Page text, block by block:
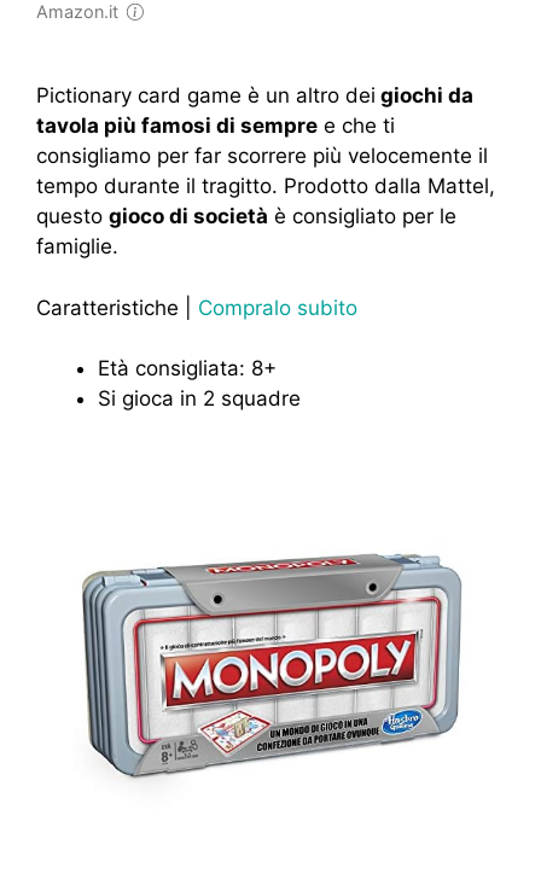
Amazon.it
Pictionary card game è un altro dei giochi da
tavola più famosi di sempre e che ti
consigliamo per far scorrere più velocemente il
tempo durante il tragitto. Prodotto dalla Mattel,
questo gioco di società è consigliato per le
famiglie.
Caratteristiche | Compralo subito
Età consigliata: 8+
Si gioca in 2 squadre